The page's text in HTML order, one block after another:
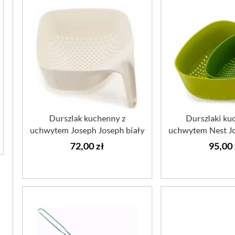
Durszlak kuchenny z
uchwytem Joseph Joseph biały
72,00 zł
Durszlaki
uchwytem Nest
zielone
95,00